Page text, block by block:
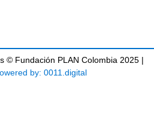
© Fundación PLAN Colombia 2025 |
by: 0011.digital